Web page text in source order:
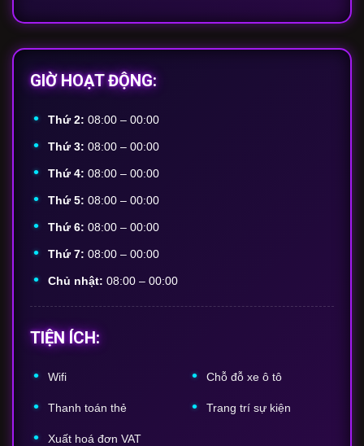
GIỜ HOẠT ĐỘNG:
Thứ 2:08:00 – 00:00
Thứ 3: 08:00 – 00:00
Thứ 4: 08:00 – 00:00
Thứ 5: 08:00 – 00:00
Thứ 6: 08:00 – 00:00
Thứ 7: 08:00 – 00:00
Chủ nhật: 08:00 – 00:00
TIỆN ÍCH:
Wifi Chỗ đỗ xe ô tô
Thanhtoánthẻ Trang trí sự kiện
Xuất hoáđơnVAT